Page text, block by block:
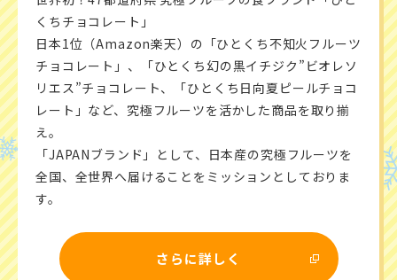
くちチョコレート」
日本1位（Amazon楽天）の「ひとくち不知火フルーツ
チョコレート」、「ひとくち幻の黒イチジク”ビオレソ
リエス”チョコレート、「ひとくち日向夏ピールチョコ
レート」など、究極フルーツを活かした商品を取り揃
え。
「JAPANブランド」として、日本産の究極フルーツを
全国、全世界へ届けることをミッションとしておりま
す。
さらに詳しく